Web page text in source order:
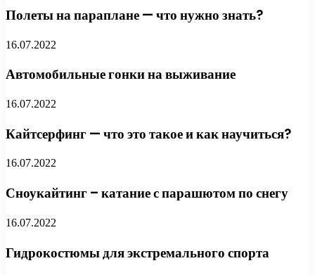
Полеты на параплане — что нужно знать?
16.07.2022
Автомобильные гонки на выживание
16.07.2022
Кайтсерфинг — что это такое и как научиться?
16.07.2022
Сноукайтинг – катание с парашютом по снегу
16.07.2022
Гидрокостюмы для экстремального спорта